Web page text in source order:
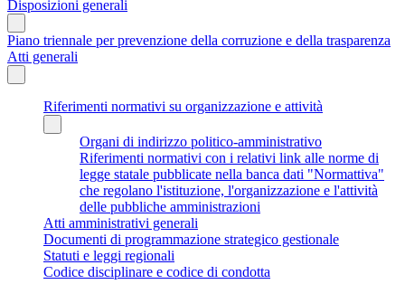
Disposizioni generali
Piano triennale per prevenzione della corruzione e della trasparenza
Atti generali
Riferimenti normativi su organizzazione e attività
Organi di indirizzo politico-amministrativo
Riferimenti normativi con i relativi link alle norme di
legge statale pubblicate nella banca dati "Normattiva"
che regolano l'istituzione, l'organizzazione e l'attività
delle pubbliche amministrazioni
Atti amministrativi generali
Documenti di programmazione strategico gestionale
Statuti e leggi regionali
Codice disciplinare e codice di condotta